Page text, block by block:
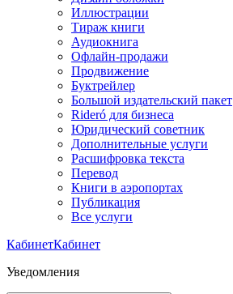
Иллюстрации
Тираж книги
Аудиокнига
Офлайн-продажи
Продвижение
Буктрейлер
Большой издательский пакет
Rideró для бизнеса
Юридический советник
Дополнительные услуги
Расшифровка текста
Перевод
Книги в аэропортах
Публикация
Все услуги
КабинетКабинет
Уведомления